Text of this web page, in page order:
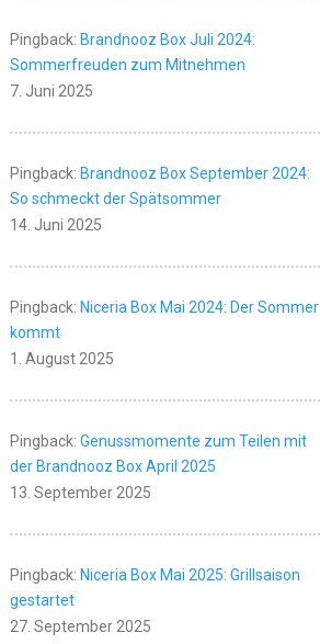
Pingback: Brandnooz Box Juli 2024:
Sommerfreuden zum Mitnehmen
7. Juni 2025
Pingback: Brandnooz Box September 2024:
So schmeckt der Spätsommer
14. Juni 2025
Pingback: Niceria Box Mai 2024: Der Sommer
kommt
1. August 2025
Pingback: Genussmomente zum Teilen mit
der Brandnooz Box April 2025
13. September 2025
Pingback: Niceria Box Mai 2025: Grillsaison
gestartet
27. September 2025